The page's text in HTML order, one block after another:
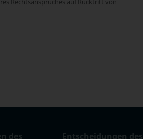
Rechtsanspruches auf Rücktritt von
des
Entscheidungen des